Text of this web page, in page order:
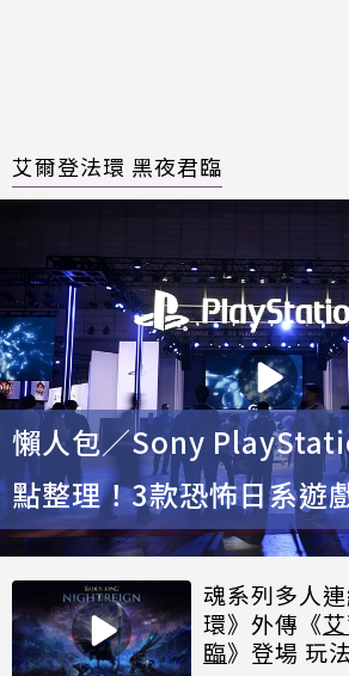
艾爾登法環 黑夜君臨
懶人包／Sony
點整理！3款恐怖日系遊
者鬥惡龍VII 重製版》有
魂系列多人
環》外傳《
臨》登場 玩